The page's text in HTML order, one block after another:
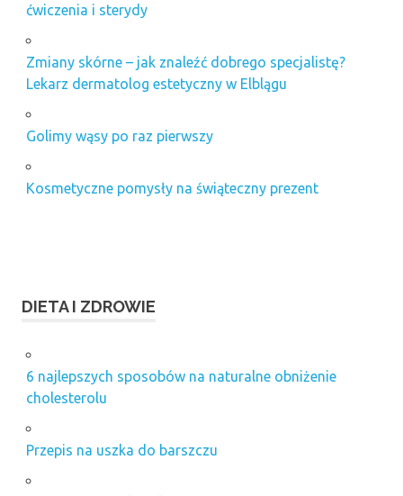
ćwiczenia i sterydy
Zmiany skórne – jak znaleźć dobrego specjalistę?
Lekarz dermatolog estetyczny w Elblągu
Golimy wąsy po raz pierwszy
Kosmetyczne pomysły na świąteczny prezent
DIETA I ZDROWIE
6 najlepszych sposobów na naturalne obniżenie
cholesterolu
Przepis na uszka do barszczu